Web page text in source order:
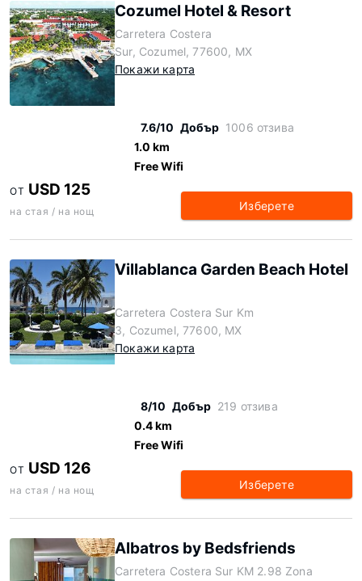
Cozumel Hotel & Resort
Carretera Costera
Sur, Cozumel, 77600, MX
Покажи карта
7.6/10 Добър 1006 отзива
1.0 km
Free Wifi
ОТ USD 125
на стая / на нощ Изберете
Villablanca Garden Beach Hotel
Carretera Costera Sur Km
3, Cozumel, 77600, MX
Покажи карта
8/10 Добър 219 отзива
0.4 km
Free Wifi
ОТ USD 126
на стая / на нощ Изберете
Albatros by Bedsfriends
Carretera Costera Sur KM 2.98 Zona